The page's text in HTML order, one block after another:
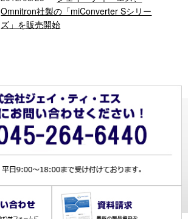
Omnitron社製の「miConverter Sシリー
ズ」を販売開始